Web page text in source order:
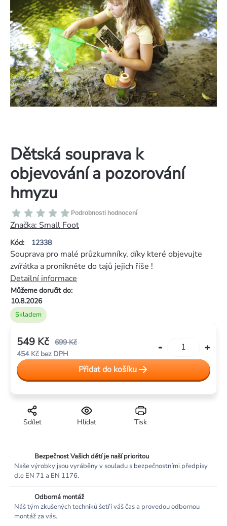
Dětská souprava k
objevování a pozorování
hmyzu
Kód: 12338
Průměrné
hodnocení
produktu
je
0,0
z
5
hvězdiček.
Podrobnosti hodnocení
Značka: Small Foot
Skladem
Můžeme doručit do:
10.8.2026
Souprava pro malé průzkumníky, díky které objevujte
zvířátka a pronikněte do tajů jejich říše !
Detailní informace
Tisk
Hlídat
Sdílet
699 Kč
549 Kč
454 Kč bez DPH
Měrná
cena:
Přidat do košíku
Bezpečnost Vašich dětí je naší prioritou
Naše výrobky jsou vyráběny v souladu s bezpečnostními předpisy
dle EN 71 a EN 1176.
Odborná montáž
Náš tým zkušených techniků šetří váš čas a provedou odbornou
montáž za vás.